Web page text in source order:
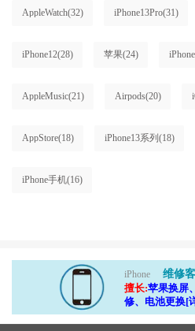
AppleWatch(32) iPhone13Pro(31)
iPhone12(28) 苹果(24)
AppleMusic(21) Airpods(20)
AppStore(18) iPhone13系列 (18)
iPhone手机(16)
iPhone
维修
擅长:苹果换屏
修、电池更换[